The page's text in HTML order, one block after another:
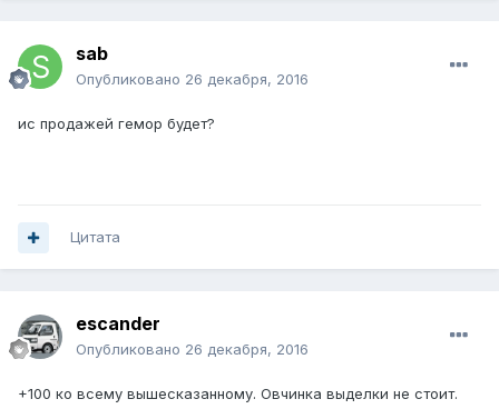
sab
Опубликовано 26 декабря, 2016
ис продажей гемор будет?
Цитата
escander
Опубликовано 26 декабря, 2016
+100 ко всему вышесказанному. Овчинка выделки не стоит.